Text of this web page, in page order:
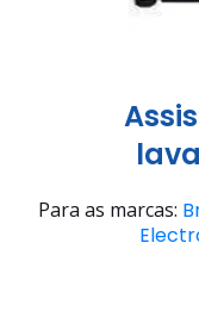
Para as marcas: